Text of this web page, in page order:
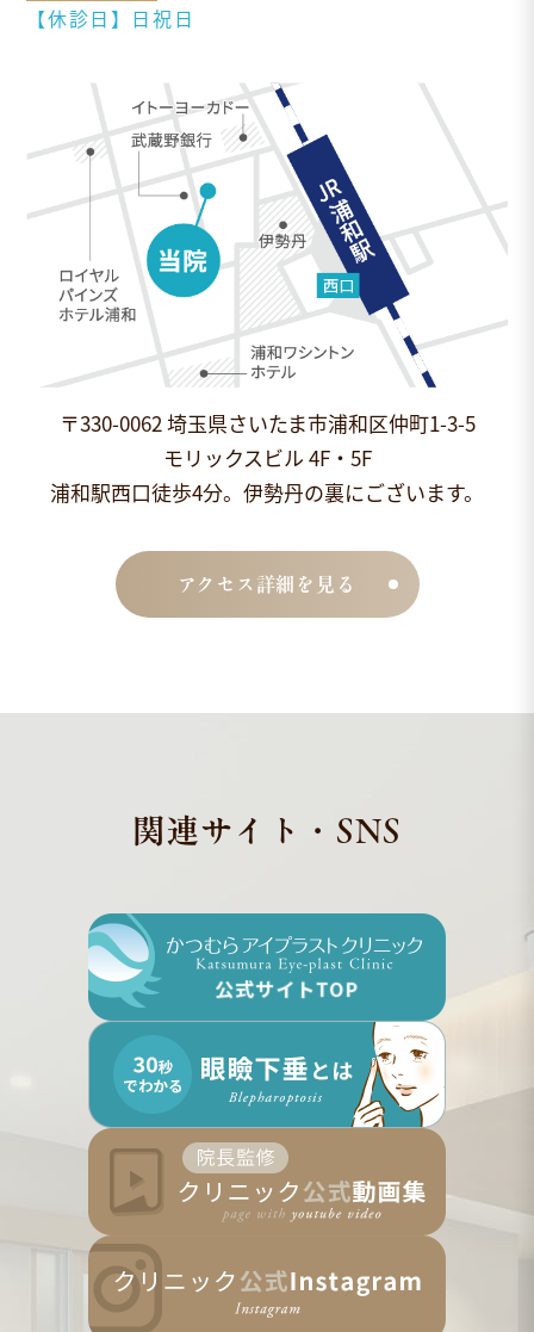
【休診日】日祝日
〒330-0062 埼玉県さいたま市浦和区仲町1-3-5
モリックスビル 4F・5F
浦和駅西口徒歩4分。伊勢丹の裏にございます。
アクセス詳細を見る
関連サイト・SNS